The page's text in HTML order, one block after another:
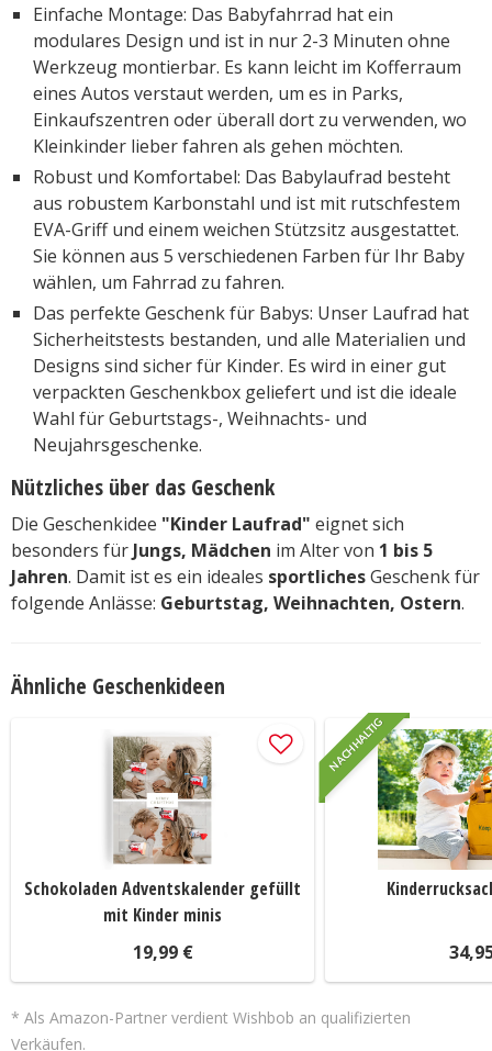
Einfache Montage: Das Babyfahrrad hat ein
modulares Design und ist in nur 2-3 Minuten ohne
Werkzeug montierbar. Es kann leicht im Kofferraum
eines Autos verstaut werden, um es in Parks,
Einkaufszentren oder überall dort zu verwenden, wo
Kleinkinder lieber fahren als gehen möchten.
Robust und Komfortabel: Das Babylaufrad besteht
aus robustem Karbonstahl und ist mit rutschfestem
EVA-Griff und einem weichen Stützsitz ausgestattet.
Sie können aus 5 verschiedenen Farben für Ihr Baby
wählen, um Fahrrad zu fahren.
Das perfekte Geschenk für Babys: Unser Laufrad hat
Sicherheitstests bestanden, und alle Materialien und
Designs sind sicher für Kinder. Es wird in einer gut
verpackten Geschenkbox geliefert und ist die ideale
Wahl für Geburtstags-, Weihnachts- und
Neujahrsgeschenke.
Nützliches über das Geschenk
Die Geschenkidee "Kinder Laufrad" eignet sich
besonders für Jungs, Mädchen im Alter von 1 bis 5
Jahren. Damit ist es ein ideales sportlichesGeschenk für
folgende Anlässe: Geburtstag, Weihnachten, Ostern.
Ähnliche Geschenkideen
Schokoladen Adventskalender gefüllt
mit Kinder minis
19,99 €
NACHHALTIG
* Als Amazon-Partner verdient Wishbob an qualifizierten
Verkäufen.